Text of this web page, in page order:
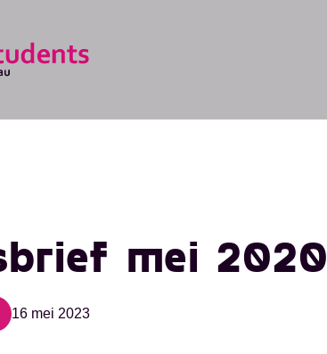
mei 2020
16 mei 2023